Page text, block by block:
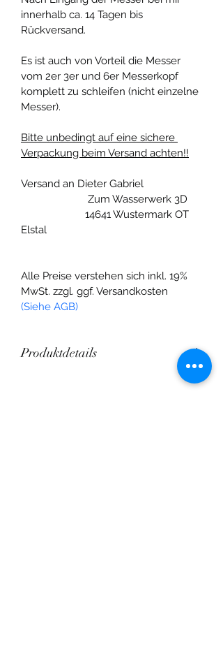
innerhalb ca. 14 Tagen bis
Rückversand.
Es ist auch von Vorteil die Messer
vom 2er 3er und 6er Messerkopf
komplett zu schleifen (nicht einzelne
Messer).
Bitte unbedingt auf eine sichere
Verpackung beim Versand achten!!
Versand an Dieter Gabriel
Zum Wasserwerk 3D
14641 Wustermark OT
Elstal
Alle Preise verstehen sich inkl. 19%
MwSt. zzgl. ggf. Versandkosten
(Siehe AGB)
Produktdetails
1 x Kuttermesser Schleifen